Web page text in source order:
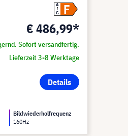
A
G
F
€ 486,99*
Sofort versandfertig.
Lieferzeit 3-8 Werktage
Details
Bildwiederholfrequenz
160Hz